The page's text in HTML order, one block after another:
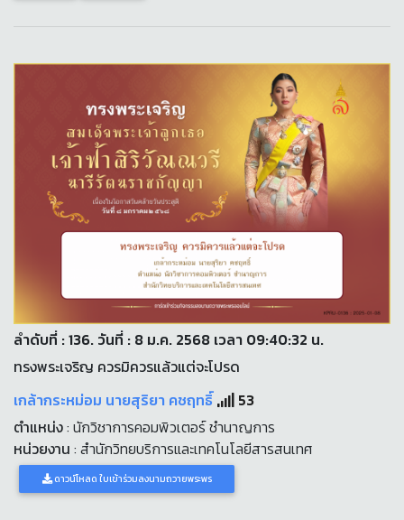
ลำดับที่ : 136. วันที่ : 8 ม.ค. 2568 เวลา 09:40:32 น.
ทรงพระเจริญ ควรมิควรแล้วแต่จะโปรด
เกล้ากระหม่อม นายสุริยา คชฤทธิ์
53
ตำแหน่ง: นักวิชาการคอมพิวเตอร์ ชำนาญการ
หน่วยงาน : สำนักวิทยบริการและเทคโนโลยีสารสนเทศ
ดาวน์โหลด ใบเข้าร่วมลงนามถวายพระพร